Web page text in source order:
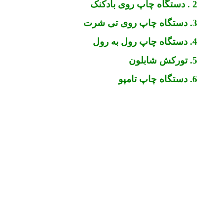
2 . دستگاه چاپ روی بادکنک
3. دستگاه چاپ روی تی شرت
4. دستگاه چاپ رول به رول
5. تورکش شابلون
6. دستگاه چاپ تامپو